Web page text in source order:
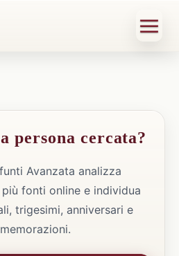
persona cercata?
Avanzata analizza
fonti online e individua
trigesimi, anniversari e